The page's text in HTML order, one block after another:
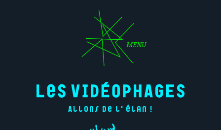
MENU
Allons de l'élan !